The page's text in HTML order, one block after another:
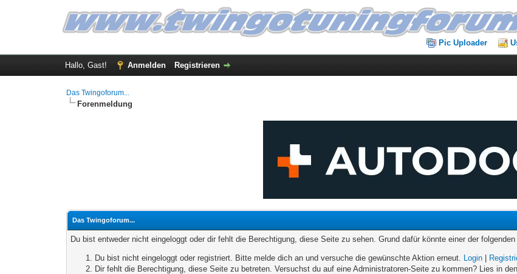
Pic Uploader
Hallo, Gast! Anmelden Registrieren
Das Twingoforum...
Forenmeldung
Das Twingoforum...
Du bist entweder nicht eingeloggt oder dir fehlt die Berechtigung, diese Seite zu sehen. Grund dafür könnte einer der folgenden
Du bist nicht eingeloggt oder registriert. Bitte melde dich an und versuche die gewünschte Aktion erneut. Login
Dir fehlt die Berechtigung, diese Seite zu betreten. Versuchst du auf eine Administratoren-Seite zu kommen? Lies in